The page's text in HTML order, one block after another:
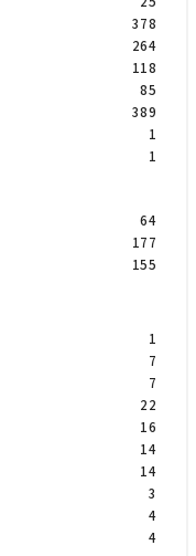
1
1
378
264
118
85
389
1
1
64
177
155
1
7
7
22
16
14
14
3
4
4